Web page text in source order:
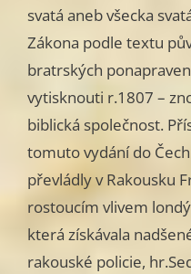
svatá aneb všecka
Zákona podle textu
bratrských
vytisknouti r.1807 –
biblická společnost.
tomuto vydání do
převládly v Rakousku
rostoucím vlivem
která získávala
rakouské policie,